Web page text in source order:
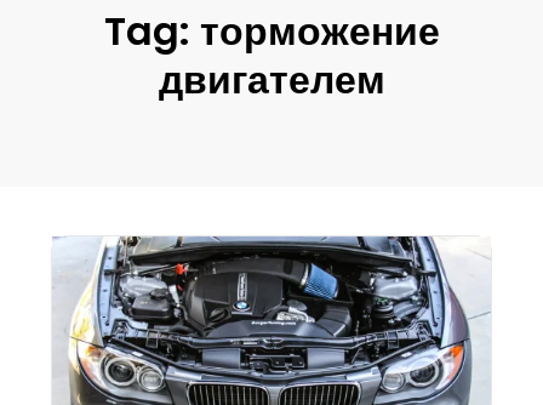
Tag: торможение
двигателем